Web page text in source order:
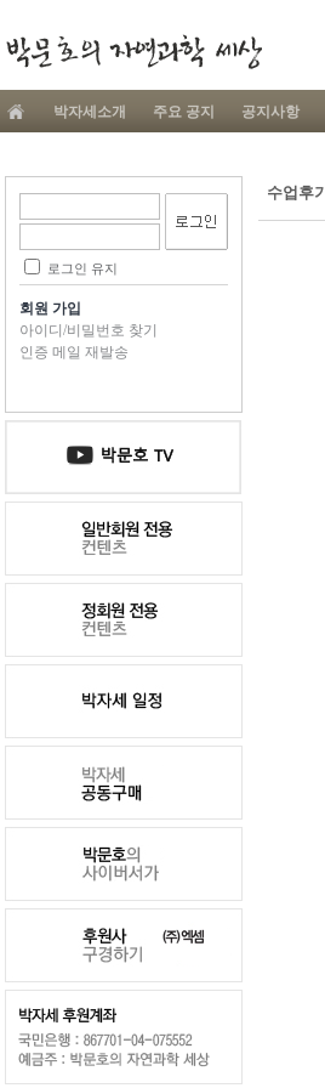
박자세소개 주요 공지 공지사항
로그인 유지
회원 가입
아이디/비밀번호 찾기
인증 메일 재발송
수업후기